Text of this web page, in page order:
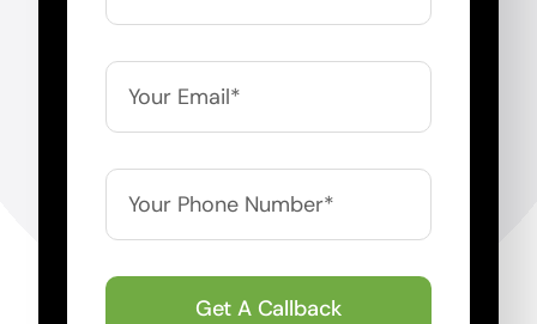
Get A Callback